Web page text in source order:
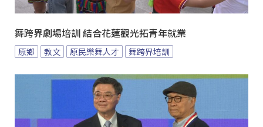
舞跨界劇場培訓 結合花蓮觀光拓青年就業
原鄉 教文 原民樂舞人才 舞跨界培訓